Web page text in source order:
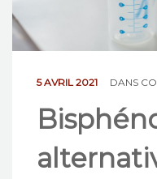
CONTACT
5 AVRIL 2021 DANS